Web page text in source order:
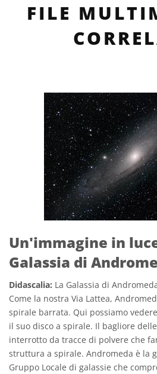
FILE
Un'immagine in
Galassia di
Didascalia: La Galassia di
Come la nostra Via Lattea,
spirale barrata. Qui possiamo
il suo disco a spirale. Il bagliore
interrotto da tracce di polvere che
struttura a spirale. Andromeda è la
Gruppo Locale di galassie che